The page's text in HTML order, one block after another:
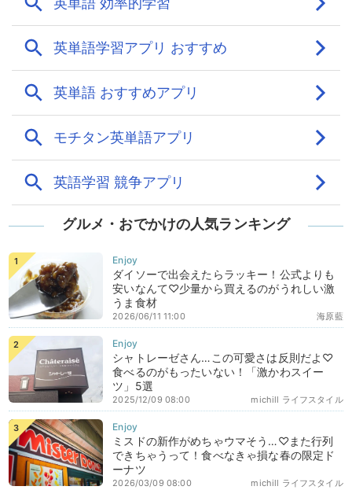
グルメ・おでかけの人気ランキング
ダイソーで出会えたらラッキー！公式よりも
安いなんて♡少量から買えるのがうれしい激
うま食材
海原藍
2026/06/11 11:00
シャトレーゼさん…この可愛さは反則だよ♡
食べるのがもったいない！「激かわスイー
ツ」5選
michill ライフスタイル
2025/12/09 08:00
ミスドの新作がめちゃウマそう…♡また行列
できちゃうって！食べなきゃ損な春の限定ド
ーナツ
michill ライフスタイル
2026/03/09 08:00